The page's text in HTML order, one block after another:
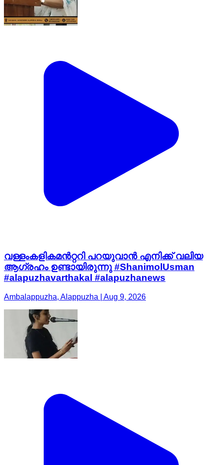
വള്ളംകളികമൻറ്ററി പറയുവാൻ എനിക്ക് വലിയ
ആഗ്രഹം ഉണ്ടായിരുന്നു #ShanimolUsman
#alapuzhavarthakal #alapuzhanews
Ambalappuzha, Alappuzha | Aug 9, 2026